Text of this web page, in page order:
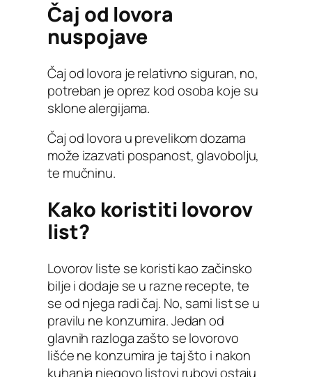
Čaj od lovora
nuspojave
Čaj od lovora je relativno siguran, no,
potreban je oprez kod osoba koje su
sklone alergijama.
Čaj od lovora u prevelikom dozama
može izazvati pospanost, glavobolju,
te mučninu.
Kako koristiti lovorov
list?
Lovorov liste se koristi kao začinsko
bilje i dodaje se u razne recepte, te
se od njega radi čaj. No, sami list se u
pravilu ne konzumira. Jedan od
glavnih razloga zašto se lovorovo
lišće ne konzumira je taj što i nakon
kuhanja njegovo listovi rubovi ostaju